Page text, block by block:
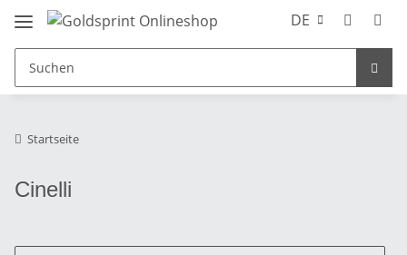
DE
Startseite
Cinelli